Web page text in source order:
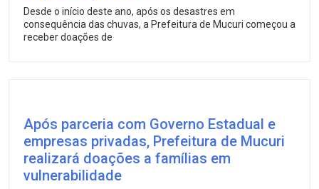
Desde o início deste ano, após os desastres em
consequência das chuvas, a Prefeitura de Mucuri começou a
receber doações de
Após parceria com Governo Estadual e
empresas privadas, Prefeitura de Mucuri
realizará doações a famílias em
vulnerabilidade